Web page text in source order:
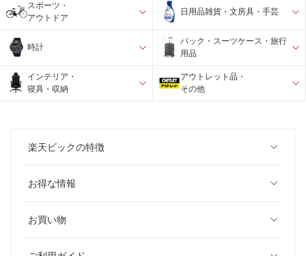
スポーツ・
アウトドア
日用品雑貨・文房具・手芸
時計
バック・スーツケース・旅行
用品
インテリア・
寝具・収納
アウトレット品・
その他
楽天ビックの特徴
お得な情報
お買い物